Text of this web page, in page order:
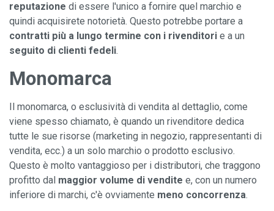
reputazione di essere l'unico a fornire quel marchio e
quindi acquisirete notorietà. Questo potrebbe portare a
contratti più a lungo termine con i rivenditori e a un
seguito di clienti fedeli.
Monomarca
Il monomarca, o esclusività di vendita al dettaglio, come
viene spesso chiamato, è quando un rivenditore dedica
tutte le sue risorse (marketing in negozio, rappresentanti di
vendita, ecc.) a un solo marchio o prodotto esclusivo.
Questo è molto vantaggioso per i distributori, che traggono
profitto dal maggior volume di vendite e, con un numero
inferiore di marchi, c'è ovviamente meno concorrenza.